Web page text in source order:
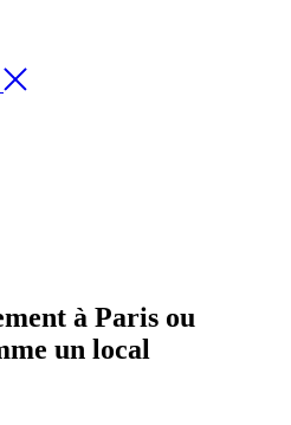
à Paris ou
un local